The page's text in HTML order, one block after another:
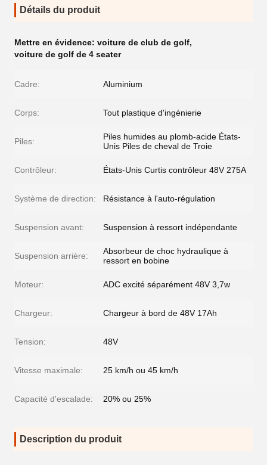
Détails du produit
Mettre en évidence: voiture de club de golf,
voiture de golf de 4 seater
Cadre: Aluminium
Corps: Tout plastique d'ingénierie
Piles:
Piles humides au plomb-acide États-
Unis Piles de cheval de Troie
Contrôleur: États-Unis Curtis contrôleur 48V 275A
Système de direction: Résistance à l'auto-régulation
Suspension avant: Suspension à ressort indépendante
Suspension arrière:
Absorbeur de choc hydraulique à
ressort en bobine
Moteur: ADC excité séparément 48V 3,7w
Chargeur: Chargeur à bord de 48V 17Ah
Tension: 48V
Vitesse maximale: 25 km/h ou 45 km/h
Capacité d'escalade: 20% ou 25%
Description du produit